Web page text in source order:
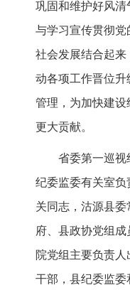
巩固和维护好风
与学习宣传贯彻
社会发展结合起
动各项工作晋位
管理，为加快建
更大贡献。
省委第一巡视
纪委监委有关室
关同志，沽源县
府、县政协党组
院党组主要负责
干部，县纪委监委